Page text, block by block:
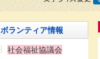
ボランティア情報
社会福祉協議会